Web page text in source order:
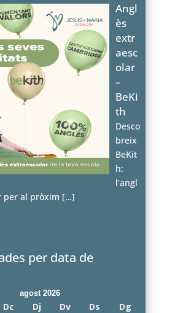
Angl
ès
extr
aesc
olar
–
BeKi
th
Desco
breix
BeKit
h:
l’angl
per al pròxim […]
per data de
agost 2026
Dc Dj Dv Ds Dg